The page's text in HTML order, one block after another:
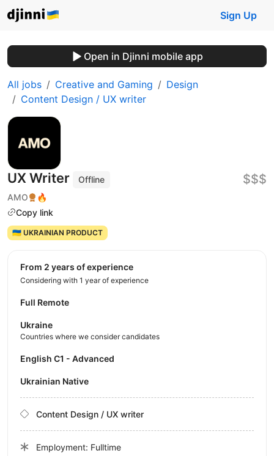
Sign Up
Open in Djinni mobile app
All jobs Creative and Gaming
Design
Content Design / UX writer
UX Writer
Offline
AMO
🔥
Copy link
$$$
🇺🇦 UKRAINIAN PRODUCT
from 2 years of experience
Considering with 1 year of experience
Full Remote
Ukraine
Countries where we consider candidates
English C1 - Advanced
Ukrainian Native
Content Design / UX writer
Employment: Fulltime